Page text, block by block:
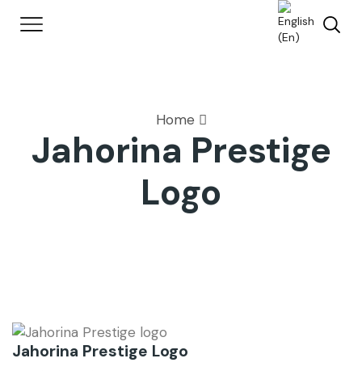
Home
Jahorina Prestige
Logo
Jahorina Prestige Logo